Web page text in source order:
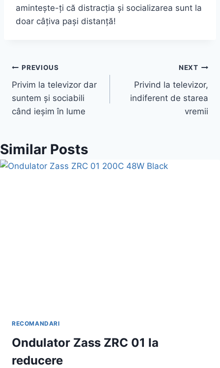
amintește-ți că distracția și socializarea sunt la
doar câțiva pași distanță!
Post
navigation
PREVIOUS
Privim la televizor dar
suntem și sociabili
când ieșim în lume
NEXT
Privind la televizor,
indiferent de starea
vremii
Similar Posts
RECOMANDARI
Ondulator Zass ZRC 01 la
reducere